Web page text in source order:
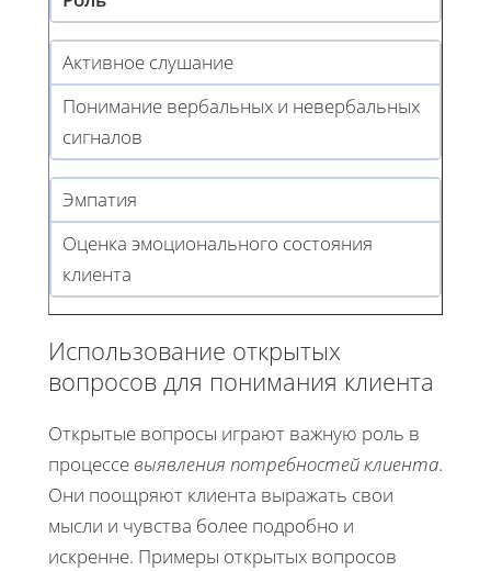
Активное слушание
Понимание вербальных и невербальных
сигналов
Эмпатия
Оценка эмоционального состояния
клиента
Использование открытых
вопросов для понимания клиента
Открытые вопросы играют важную роль в
процессе выявления потребностей клиента.
Они поощряют клиента выражать свои
мысли и чувства более подробно и
искренне. Примеры открытых вопросов